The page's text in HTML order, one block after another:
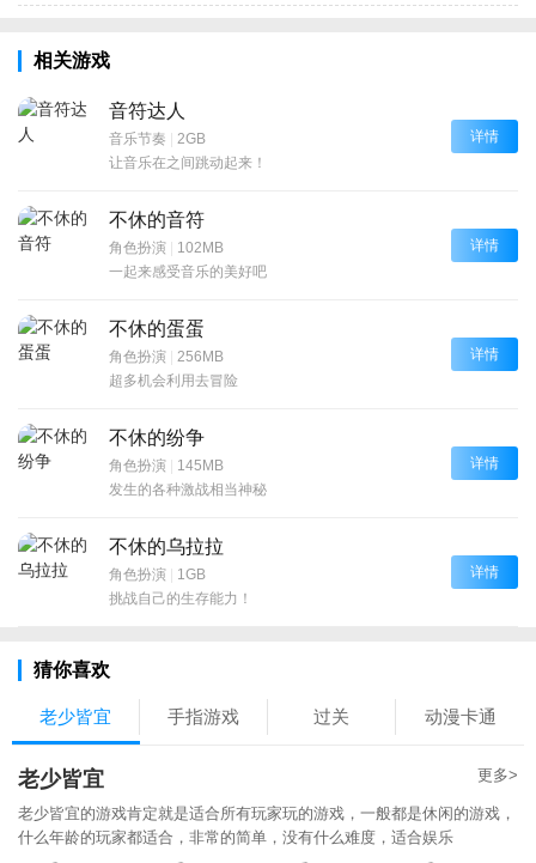
相关游戏
音符达人
音乐节奏 | 2GB
让音乐在之间跳动起来！
详情
不休的音符
角色扮演 | 102MB
一起来感受音乐的美好吧
详情
不休的蛋蛋
角色扮演 | 256MB
超多机会利用去冒险
详情
不休的纷争
角色扮演 | 145MB
发生的各种激战相当神秘
详情
不休的乌拉拉
角色扮演 | 1GB
挑战自己的生存能力！
详情
猜你喜欢
老少皆宜 手指游戏 过关 动漫卡通
老少皆宜 更多>
老少皆宜的游戏肯定就是适合所有玩家玩的游戏，一般都是休闲的游戏，
什么年龄的玩家都适合，非常的简单，没有什么难度，适合娱乐